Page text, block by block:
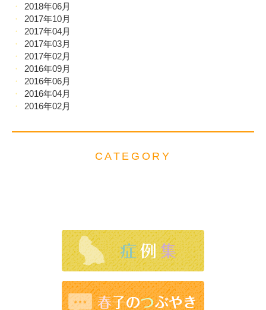
2018年06月
2017年10月
2017年04月
2017年03月
2017年02月
2016年09月
2016年06月
2016年04月
2016年02月
CATEGORY